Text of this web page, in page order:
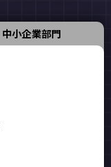
中小企業部門